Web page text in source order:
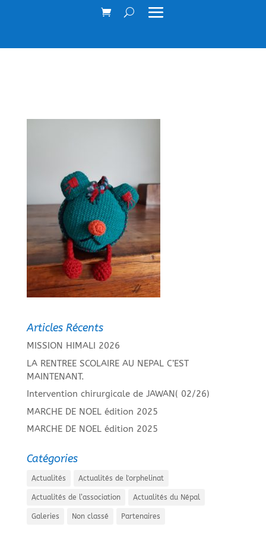
Articles Récents
MISSION HIMALI 2026
LA RENTREE SCOLAIRE AU NEPAL C’EST
MAINTENANT.
Intervention chirurgicale de JAWAN( 02/26)
MARCHE DE NOEL édition 2025
MARCHE DE NOEL édition 2025
Catégories
Actualités Actualités de l'orphelinat
Actualités de l’association Actualités du Népal
Galeries Non classé Partenaires